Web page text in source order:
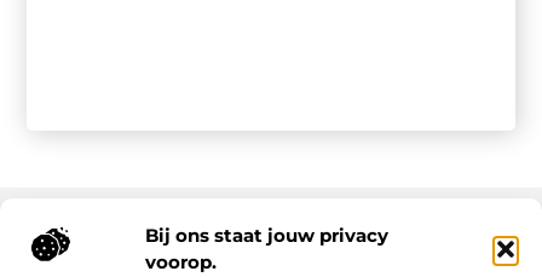
Bij ons staat jouw privacy
voorop.
Onze informatie